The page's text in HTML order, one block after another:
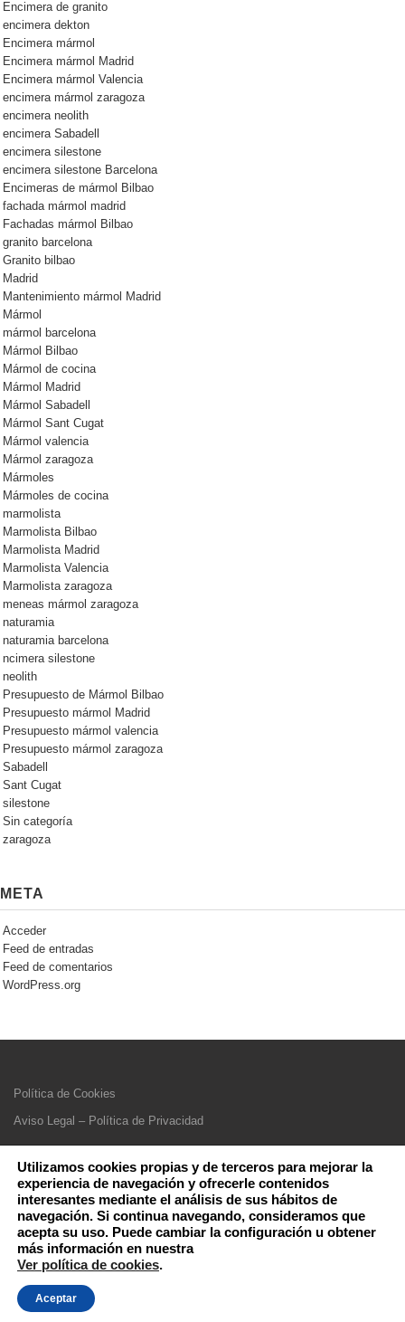
Encimera de granito
encimera dekton
Encimera mármol
Encimera mármol Madrid
Encimera mármol Valencia
encimera mármol zaragoza
encimera neolith
encimera Sabadell
encimera silestone
encimera silestone Barcelona
Encimeras de mármol Bilbao
fachada mármol madrid
Fachadas mármol Bilbao
granito barcelona
Granito bilbao
Madrid
Mantenimiento mármol Madrid
Mármol
mármol barcelona
Mármol Bilbao
Mármol de cocina
Mármol Madrid
Mármol Sabadell
Mármol Sant Cugat
Mármol valencia
Mármol zaragoza
Mármoles
Mármoles de cocina
marmolista
Marmolista Bilbao
Marmolista Madrid
Marmolista Valencia
Marmolista zaragoza
meneas mármol zaragoza
naturamia
naturamia barcelona
ncimera silestone
neolith
Presupuesto de Mármol Bilbao
Presupuesto mármol Madrid
Presupuesto mármol valencia
Presupuesto mármol zaragoza
Sabadell
Sant Cugat
silestone
Sin categoría
zaragoza
META
Acceder
Feed de entradas
Feed de comentarios
WordPress.org
Política de Cookies
Aviso Legal – Política de Privacidad
Utilizamos cookies propias y de terceros para mejorar la
experiencia de navegación y ofrecerle contenidos
interesantes mediante el análisis de sus hábitos de
navegación. Si continua navegando, consideramos que
acepta su uso. Puede cambiar la configuración u obtener
más información en nuestra
Ver política de cookies.
Aceptar